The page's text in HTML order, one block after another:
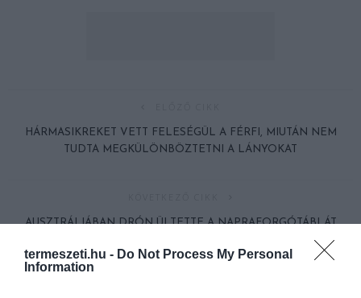
termeszeti.hu - Do Not Process My Personal
Information
HÁRMASIKREKET VETT FELESÉGÜL A FÉRFI, MIUTÁN NEM
TUDTA MEGKÜLÖNBÖZTETNI A LÁNYOKAT
AUSZTRÁLIÁBAN DRÓN ÜLTETTE A NAPRAFORGÓTÁBLÁT